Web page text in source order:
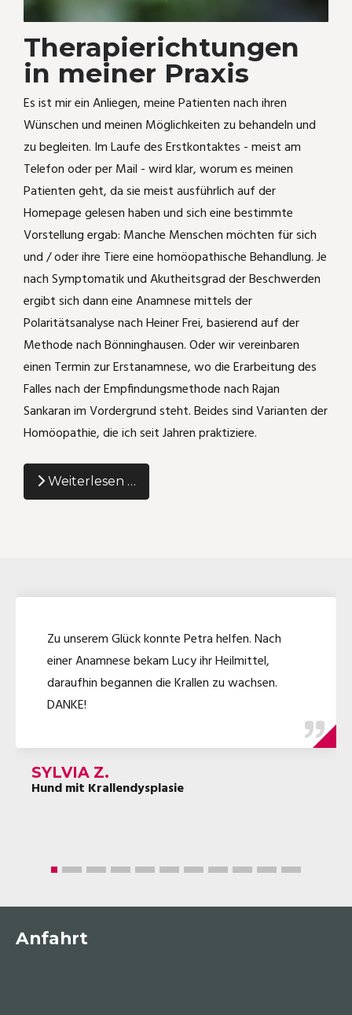
Therapierichtungen
in meiner Praxis
Es ist mir ein Anliegen, meine Patienten nach ihren
Wünschen und meinen Möglichkeiten zu behandeln und
zu begleiten. Im Laufe des Erstkontaktes - meist am
Telefon oder per Mail - wird klar, worum es meinen
Patienten geht, da sie meist ausführlich auf der
Homepage gelesen haben und sich eine bestimmte
Vorstellung ergab: Manche Menschen möchten für sich
und / oder ihre Tiere eine homöopathische Behandlung. Je
nach Symptomatik und Akutheitsgrad der Beschwerden
ergibt sich dann eine Anamnese mittels der
Polaritätsanalyse nach Heiner Frei, basierend auf der
Methode nach Bönninghausen. Oder wir vereinbaren
einen Termin zur Erstanamnese, wo die Erarbeitung des
Falles nach der Empfindungsmethode nach Rajan
Sankaran im Vordergrund steht. Beides sind Varianten der
Homöopathie, die ich seit Jahren praktiziere.
Weiterlesen …
Zu unserem Glück konnte Petra helfen. Nach
einer Anamnese bekam Lucy ihr Heilmittel,
daraufhin begannen die Krallen zu wachsen.
DANKE!
SYLVIA Z.
Hund mit Krallendysplasie
Anfahrt